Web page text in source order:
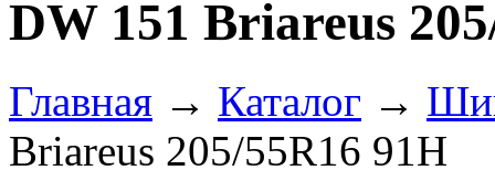
DW 151 Briareus
Главная → Каталог →
Briareus 205/55R16 91H